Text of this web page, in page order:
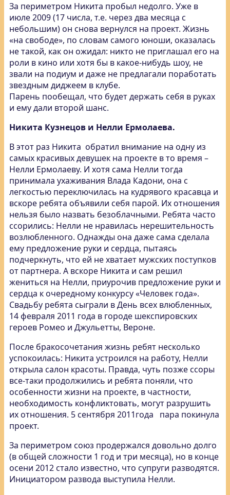
За периметром Никита пробыл недолго. Уже в
июле 2009 (17 числа, т.е. через два месяца с
небольшим) он снова вернулся на проект. Жизнь
«на свободе», по словам самого юноши, оказалась
не такой, как он ожидал: никто не приглашал его на
роли в кино или хотя бы в какое-нибудь шоу, не
звали на подиум и даже не предлагали поработать
звездным диджеем в клубе.
Парень пообещал, что будет держать себя в руках
и ему дали второй шанс.
Никита Кузнецов и Нелли Ермолаева.
В этот раз Никита обратил внимание на одну из
самых красивых девушек на проекте в то время –
Нелли Ермолаеву. И хотя сама Нелли тогда
принимала ухаживания Влада Кадони, она с
легкостью переключилась на кудрявого красавца и
вскоре ребята объявили себя парой. Их отношения
нельзя было назвать безоблачными. Ребята часто
ссорились: Нелли не нравилась нерешительность
возлюбленного. Однажды она даже сама сделала
ему предложение руки и сердца, пытаясь
подчеркнуть, что ей не хватает мужских поступков
от партнера. А вскоре Никита и сам решил
жениться на Нелли, приурочив предложение руки и
сердца к очередному конкурсу «Человек года».
Свадьбу ребята сыграли в День всех влюбленных,
14 февраля 2011 года в городе шекспировских
героев Ромео и Джульетты, Вероне.
После бракосочетания жизнь ребят несколько
успокоилась: Никита устроился на работу, Нелли
открыла салон красоты. Правда, чуть позже ссоры
все-таки продолжились и ребята поняли, что
особенности жизни на проекте, в частности,
необходимость конфликтовать, могут разрушить
их отношения. 5 сентября 2011года пара покинула
проект.
За периметром союз продержался довольно долго
(в общей сложности 1 год и три месяца), но в конце
осени 2012 стало известно, что супруги разводятся.
Инициатором развода выступила Нелли.